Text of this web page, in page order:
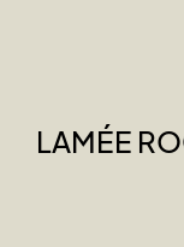
LAMÉE